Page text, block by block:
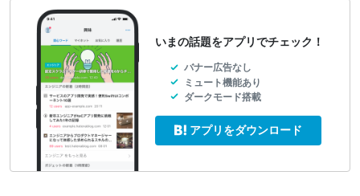
いまの話題をアプリでチェック！
バナー広告なし
ミュート機能あり
ダークモード搭載
アプリをダウンロード